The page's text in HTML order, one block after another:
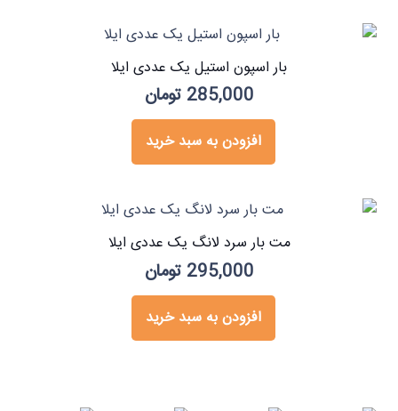
بار اسپون استیل یک عددی ایلا
285,000 تومان
افزودن به سبد خرید
مت بار سرد لانگ یک عددی ایلا
295,000 تومان
افزودن به سبد خرید